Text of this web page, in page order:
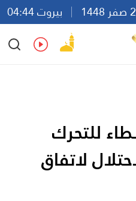
بيروت 04:44
Ar
En Fr Es
للتحرك
لاتفاق